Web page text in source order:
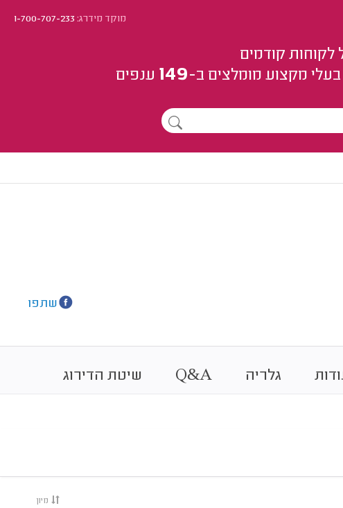
מוקד מידרג:1-700-707-233
קודמים
בעלי מקצוע מומלצים ב-149 ענפים
שתפו
גלריה Q&A שיטת הדירוג
מיון